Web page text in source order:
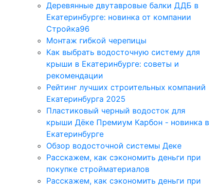
Деревянные двутавровые балки ДДБ в
Екатеринбурге: новинка от компании
Стройка96
Монтаж гибкой черепицы
Как выбрать водосточную систему для
крыши в Екатеринбурге: советы и
рекомендации
Рейтинг лучших строительных компаний
Екатеринбурга 2025
Пластиковый черный водосток для
крыши Дёке Премиум Карбон - новинка в
Екатеринбурге
Обзор водосточной системы Деке
Расскажем, как сэкономить деньги при
покупке стройматериалов
Расскажем, как сэкономить деньги при